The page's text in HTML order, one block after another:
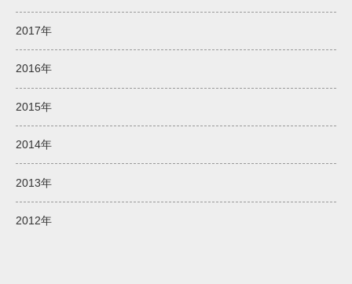
2017年
2016年
2015年
2014年
2013年
2012年